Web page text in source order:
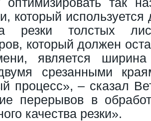
который
резки толстых
который должен
является ширина
срезанными
процесс», – сказал
перерывов в
качества резки».